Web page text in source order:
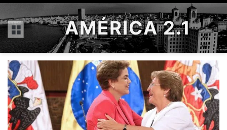
Menú AMÉRICA 2.1